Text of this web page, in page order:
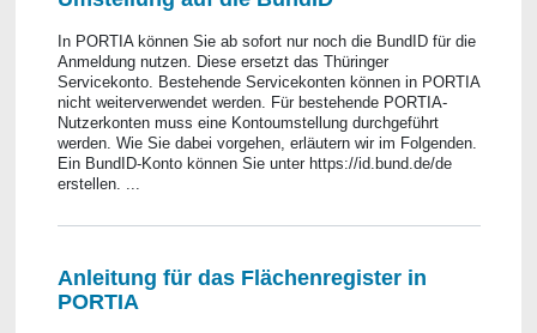
In PORTIA können Sie ab sofort nur noch die BundID für die
Anmeldung nutzen. Diese ersetzt das Thüringer
Servicekonto. Bestehende Servicekonten können in PORTIA
nicht weiterverwendet werden. Für bestehende PORTIA-
Nutzerkonten muss eine Kontoumstellung durchgeführt
werden. Wie Sie dabei vorgehen, erläutern wir im Folgenden.
Ein BundID-Konto können Sie unter https://id.bund.de/de
erstellen. ...
Anleitung für das Flächenregister in
PORTIA